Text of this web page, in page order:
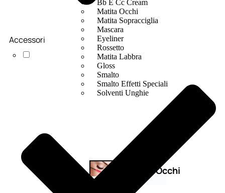
Bb E Cc Cream
Matita Occhi
Matita Sopracciglia
Mascara
Eyeliner
Rossetto
Matita Labbra
Gloss
Smalto
Smalto Effetti Speciali
Solventi Unghie
Occhi
Accessori